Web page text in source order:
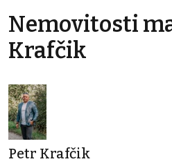
Nemovitosti
Krafčik
Petr Krafčik